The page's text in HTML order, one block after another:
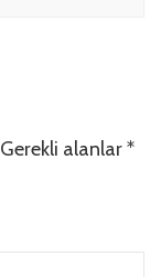
Gerekli alanlar*